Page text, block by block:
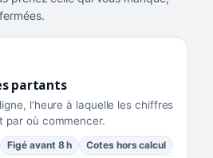
partants
l'heure à laquelle les chiffres
par où commencer.
Figé avant 8 h Cotes hors calcul